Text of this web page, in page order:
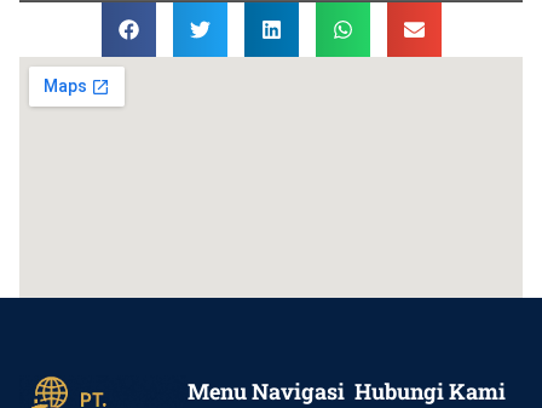
Menu Navigasi Hubungi Kami